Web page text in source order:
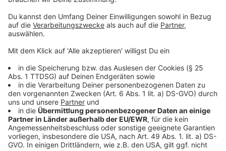
Anzeige
©Copyright: Netflix
Berlin muss mit seiner Crew die Grenzen austesten,
um diesen Coup erfolgreich zu überleben.
Anzeige
©Copyright: Netflix